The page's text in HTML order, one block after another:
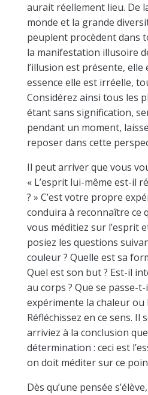
aurait réellement lieu. De
monde et la grande
peuplent procèdent dans
la manifestation illusoire
l’illusion est présente, elle
essence elle est irréelle,
Considérez ainsi tous les
étant sans signification,
pendant un moment,
reposer dans cette
Il peut arriver que vous
« L’esprit lui-même est-il
? » C’est votre propre
conduira à reconnaître ce
vous méditiez sur l’esprit
posiez les questions
couleur ? Quelle est sa
Quel est son but ? Est-il
au corps ? Que se passe-
expérimente la chaleur ou
Réfléchissez en ce sens. Il
arriviez à la conclusion
détermination : ceci est
on doit méditer sur ce
Dès qu’une pensée